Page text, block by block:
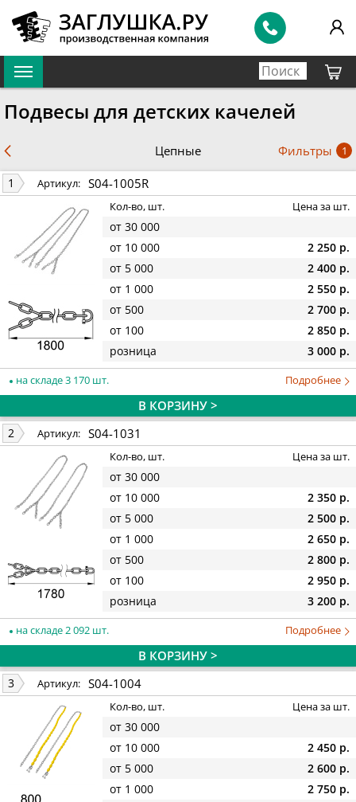
Подвесы для детских качелей
Цепные Фильтры 1
1 Артикул: S04-1005R
Кол-во, шт. Цена за шт.
от 30 000
от 10 000
2 250 р.
от 5 000
2 400 р.
от 1 000
2 550 р.
от 500
2 700 р.
от 100
2 850 р.
розница
3 000 р.
на складе 3 170 шт. Подробнее
В КОРЗИНУ >
2 Артикул: S04-1031
Кол-во, шт. Цена за шт.
от 30 000
от 10 000
2 350 р.
от 5 000
2 500 р.
от 1 000
2 650 р.
от 500
2 800 р.
от 100
2 950 р.
розница
3 200 р.
на складе 2 092 шт. Подробнее
В КОРЗИНУ >
3 Артикул: S04-1004
Кол-во, шт. Цена за шт.
от 30 000
от 10 000
2 450 р.
от 5 000
2 600 р.
от 1 000
2 750 р.